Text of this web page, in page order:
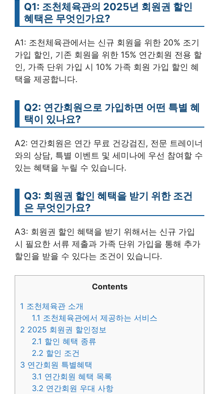
Q1: 조천체육관의 2025년 회원권 할인
혜택은 무엇인가요?
A1: 조천체육관에서는 신규 회원을 위한 20% 조기
가입 할인, 기존 회원을 위한 15% 연간회원 전용 할
인, 가족 단위 가입 시 10% 가족 회원 가입 할인 혜
택을 제공합니다.
Q2: 연간회원으로 가입하면 어떤 특별 혜
택이 있나요?
A2: 연간회원은 연간 무료 건강검진, 전문 트레이너
와의 상담, 특별 이벤트 및 세미나에 우선 참여할 수
있는 혜택을 누릴 수 있습니다.
Q3: 회원권 할인 혜택을 받기 위한 조건
은 무엇인가요?
A3: 회원권 할인 혜택을 받기 위해서는 신규 가입
시 필요한 서류 제출과 가족 단위 가입을 통해 추가
할인을 받을 수 있다는 조건이 있습니다.
Contents
1 조천체육관 소개
1.1 조천체육관에서 제공하는 서비스
2 2025 회원권 할인정보
2.1 할인 혜택 종류
2.2 할인 조건
3 연간회원 특별혜택
3.1 연간회원 혜택 목록
3.2 연간회원 우대 사항